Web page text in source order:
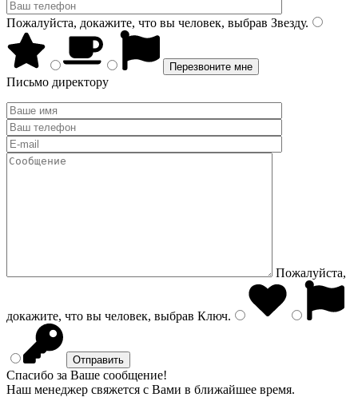
Пожалуйста, докажите, что вы человек, выбрав Звезду.
Письмо директору
Пожалуйста,
докажите, что вы человек, выбрав Ключ.
Спасибо за Ваше сообщение!
Наш менеджер свяжется с Вами в ближайшее время.